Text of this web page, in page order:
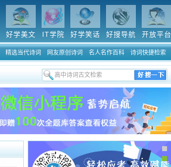
好学美文 IT学院 好学笑话 好搜导航 开放平台
精选当代诗词 网友原创诗词 名人名作百科 诗词快捷检索